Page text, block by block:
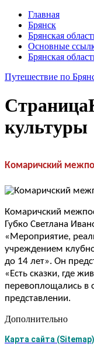
Главная
Брянск
Брянская
Основные
Брянская
Путешествие по
Страница
культуры
Комаричский
Комаричский
Губко Светлана
«Мероприятие,
учреждением
до 14 лет». Он
«Есть сказки, где
перевоплощались в
представлении.
Дополнительно
Карта сайта (Sitemap)